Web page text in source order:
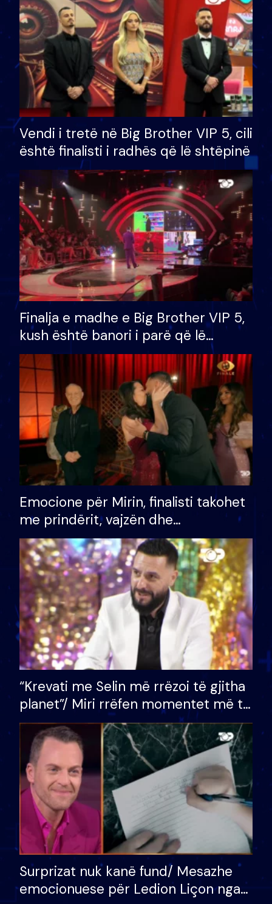
Vendi i tretë në Big Brother VIP 5, cili
është finalisti i radhës që lë shtëpinë
Finalja e madhe e Big Brother VIP 5,
kush është banori i parë që lë
shtëpinë dhe humb mundësinë për
të fituar çmimin e madh
Emocione për Mirin, finalisti takohet
me prindërit, vajzën dhe
bashkëshorten: S’kemi ndonjë letër
divorci apo jo?
“Krevati me Selin më rrëzoi të gjitha
planet”/ Miri rrëfen momentet më të
bukura në shtëpinë e BB VIP: Do më
mungojë zilja e mëngjesit kur…
Surprizat nuk kanë fund/ Mesazhe
emocionuese për Ledion Liçon nga